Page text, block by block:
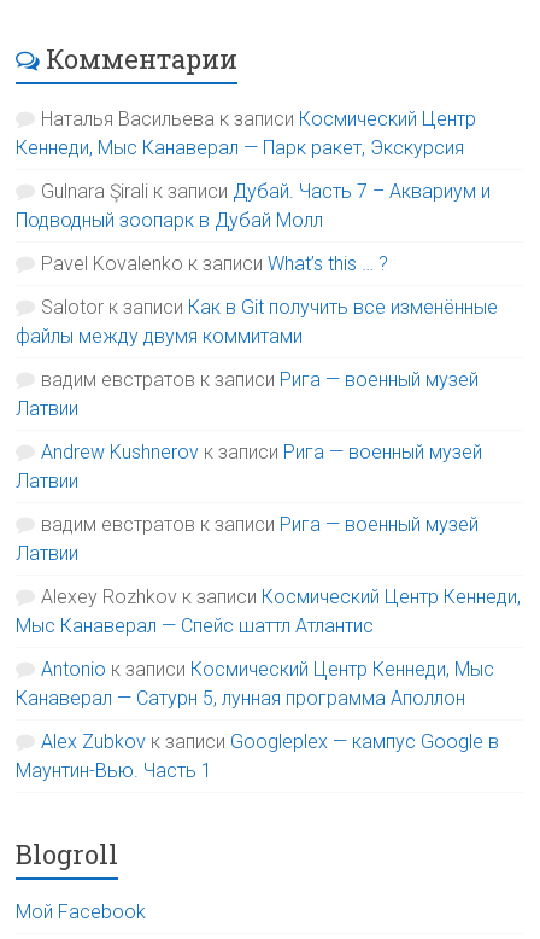
Комментарии
Наталья Васильева к записи Космический Центр
Кеннеди, Мыс Канаверал — Парк ракет, Экскурсия
Gulnara Şirali к записи Дубай. Часть 7 – Аквариум и
Подводный зоопарк в Дубай Молл
Pavel Kovalenko к записиWhat’s this … ?
Salotor к записи Как в Git получить все изменённые
файлы между двумя коммитами
вадим евстратов к записи Рига — военный музей
Латвии
Andrew Kushnerov к записи Рига — военный музей
Латвии
вадим евстратов к записи Рига — военный музей
Латвии
Alexey Rozhkov к записи Космический Центр Кеннеди,
Мыс Канаверал — Спейс шаттл Атлантис
Antonio к записи Космический Центр Кеннеди, Мыс
Канаверал — Сатурн 5, лунная программа Аполлон
Alex Zubkov к записи Googleplex — кампус Google в
Маунтин-Вью. Часть 1
Blogroll
Мой Facebook